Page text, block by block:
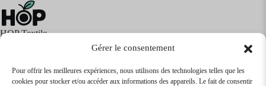
Gérer le consentement
Pour offrir les meilleures expériences, nous utilisons des technologies telles que les
cookies pour stocker et/ou accéder aux informations des appareils. Le fait de consentir
HOP Textile